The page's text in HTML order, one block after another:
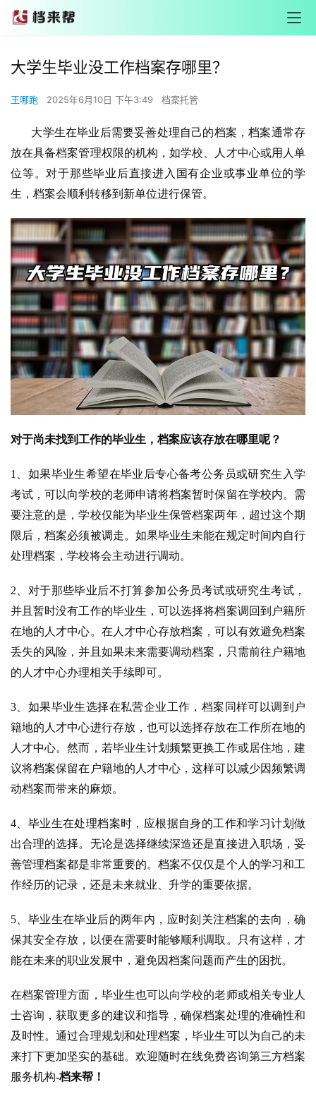
大学生毕业没工作档案存哪里？
王哪跑 2025年6月10日 下午3:49 档案托管
大学生在毕业后需要妥善处理自己的档案，档案通常存
放在具备档案管理权限的机构，如学校、人才中心或用人单
位等。对于那些毕业后直接进入国有企业或事业单位的学
生，档案会顺利转移到新单位进行保管。
对于尚未找到工作的毕业生，档案应该存放在哪里呢？
1、如果毕业生希望在毕业后专心备考公务员或研究生入学
考试，可以向学校的老师申请将档案暂时保留在学校内。需
要注意的是，学校仅能为毕业生保管档案两年，超过这个期
限后，档案必须被调走。如果毕业生未能在规定时间内自行
处理档案，学校将会主动进行调动。
2、 对于那些毕业后不打算参加公务员考试或研究生考试，
并且暂时没有工作的毕业生，可以选择将档案调回到户籍所
在地的人才中心。在人才中心存放档案，可以有效避免档案
丢失的风险，并且如果未来需要调动档案，只需前往户籍地
的人才中心办理相关手续即可。
3、如果毕业生选择在私营企业工作，档案同样可以调到户
籍地的人才中心进行存放，也可以选择存放在工作所在地的
人才中心。然而，若毕业生计划频繁更换工作或居住地，建
议将档案保留在户籍地的人才中心，这样可以减少因频繁调
动档案而带来的麻烦。
4、毕业生在处理档案时，应根据自身的工作和学习计划做
出合理的选择。无论是选择继续深造还是直接进入职场，妥
善管理档案都是非常重要的。档案不仅仅是个人的学习和工
作经历的记录，还是未来就业、升学的重要依据。
5、毕业生在毕业后的两年内，应时刻关注档案的去向，确
保其安全存放，以便在需要时能够顺利调取。只有这样，才
能在未来的职业发展中，避免因档案问题而产生的困扰。
在档案管理方面，毕业生也可以向学校的老师或相关专业人
士咨询，获取更多的建议和指导，确保档案处理的准确性和
及时性。通过合理规划和处理档案，毕业生可以为自己的未
来打下更加坚实的基础。欢迎随时在线免费咨询第三方档案
服务机构-档来帮！